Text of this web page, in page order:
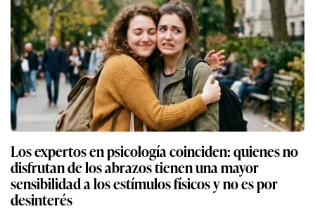
Los expertos en psicología coinciden: quienes no
disfrutan de los abrazos tienen una mayor
sensibilidad a los estímulos físicos y no es por
desinterés